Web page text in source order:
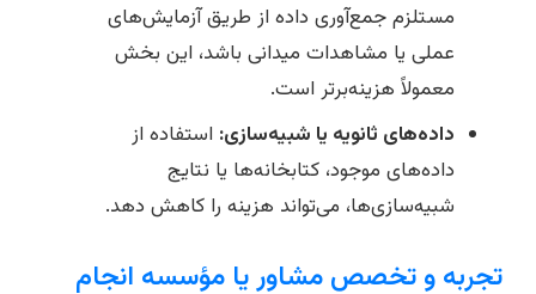
مستلزم جمع‌آوری داده از طریق آزمایش‌های
عملی یا مشاهدات میدانی باشد، این بخش
معمولاً هزینه‌برتر است.
داده‌های ثانویه یا شبیه‌سازی: استفاده از
داده‌های موجود، کتابخانه‌ها یا نتایج
شبیه‌سازی‌ها، می‌تواند هزینه را کاهش دهد.
تجربه و تخصص مشاور یا مؤسسه انجام